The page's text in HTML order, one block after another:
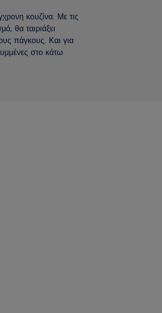
κουζίνα. Με τις
θα ταιριάξει
πάγκους. Και για
στο κάτω